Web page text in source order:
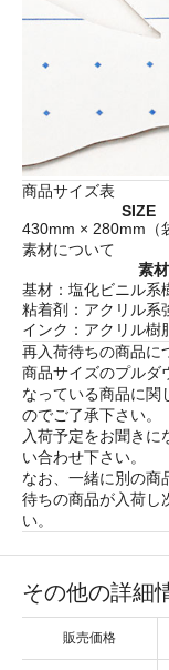
商品サイズ表
SIZE
430mm × 280mm（
素材について
素材
基材：塩化ビニル系
粘着剤：アクリル系
インク：アクリル樹
再入荷待ちの商品に
商品サイズのプルダ
なっている商品に関
のでご了承下さい。
入荷予定をお聞きに
い合わせ下さい。
なお、一緒に別の商
待ちの商品が入荷し
い。
その他の詳細
販売価格